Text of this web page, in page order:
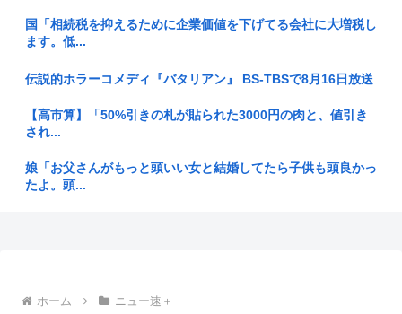
【広島】原爆投下81年 高まる核リスク 被爆者減る中、広島か
ら平...
NHK職員、番組出演者から性加害→PTSD発症…訴えても放置
産経新聞、東北での発行を休止へ 11月末、コスト増で合理化
ラブコメ漫画で応援してたヒロインが負けた時の悲しさは異常
www
国「相続税を抑えるために企業価値を下げてる会社に大増税し
ます。低...
伝説的ホラーコメディ『バタリアン』 BS-TBSで8月16日放送
【高市算】「50%引きの札が貼られた3000円の肉と、値引き
され...
娘「お父さんがもっと頭いい女と結婚してたら子供も頭良かっ
たよ。頭...
看護助手のゆうちゃん(30)「カチンときた」 入院患者の男
ホーム ニュー速＋